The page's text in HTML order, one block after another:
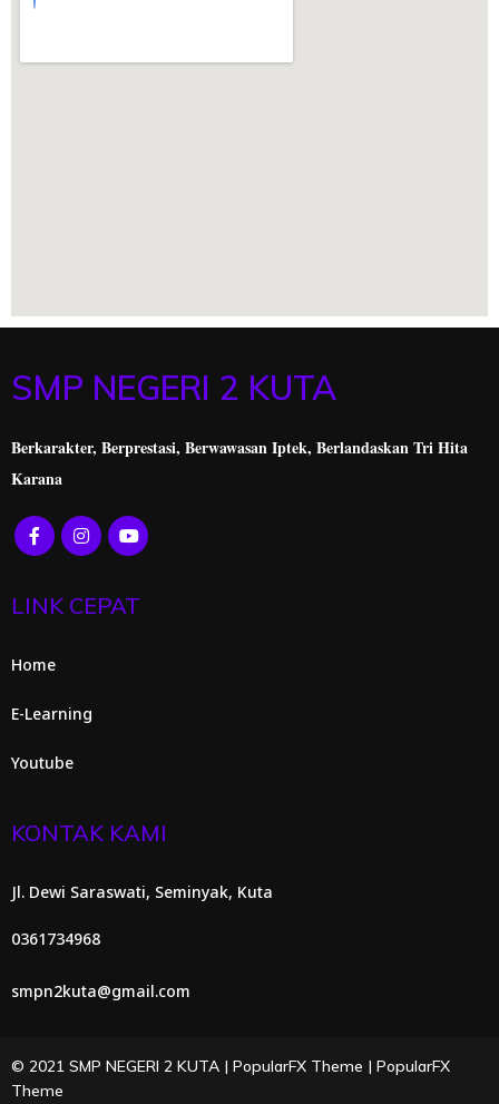
SMP NEGERI 2 KUTA
Berkarakter, Berprestasi, Berwawasan Iptek, Berlandaskan Tri Hita
Karana
LINK CEPAT
Home
E-Learning
Youtube
KONTAK KAMI
Jl. Dewi Saraswati, Seminyak, Kuta
0361734968
smpn2kuta@gmail.com
© 2021 SMP NEGERI 2 KUTA | PopularFX Theme | PopularFX
Theme